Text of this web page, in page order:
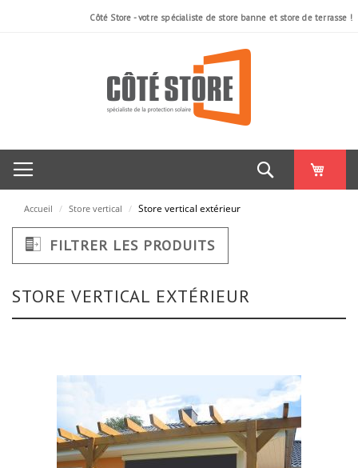
Côté Store - votre spécialiste de store banne et store de terrasse !
Rechercher
Accueil / Store vertical / Store vertical extérieur
STORE VERTICAL EXTÉRIEUR
FILTRER LES PRODUITS